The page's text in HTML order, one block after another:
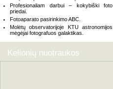
Profesionaliam darbui – kokybiški foto
priedai.
Fotoaparato pasirinkimo ABC.
Molėtų observatorijoje KTU astronomijos
mėgėjai fotografuos galaktikas.
Kelionių nuotraukos